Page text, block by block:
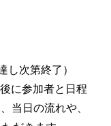
し次第終了）
に参加者と日程
当日の流れや、